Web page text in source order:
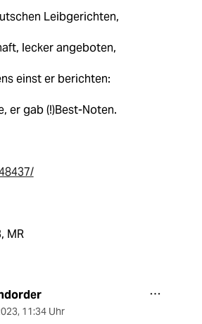
Leibgerichten,
lecker angeboten,
einst er berichten:
er gab (!)Best-Noten.
MR
, 11:34 Uhr